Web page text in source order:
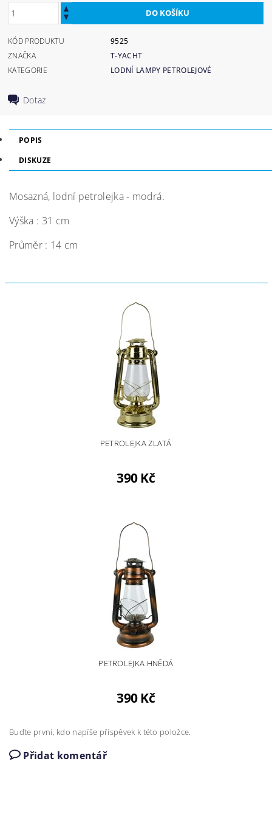
KÓD PRODUKTU
9525
ZNAČKA
T-YACHT
KATEGORIE
LODNÍ LAMPY PETROLEJOVÉ
Dotaz
POPIS
DISKUZE
Mosazná, lodní petrolejka - modrá.
Výška : 31 cm
Průměr : 14 cm
PETROLEJKA ZLATÁ
390 Kč
PETROLEJKA HNĚDÁ
390 Kč
Buďte první, kdo napíše příspěvek k této položce.
Přidat komentář